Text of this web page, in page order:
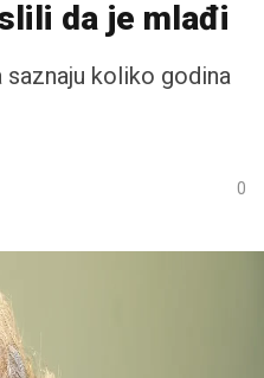
da je mlađi
saznaju koliko godina
0